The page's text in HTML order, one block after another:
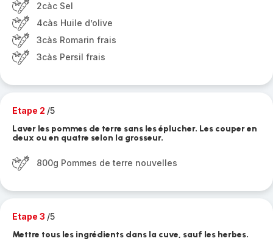
2càc Sel
4càs Huile d’olive
3càs Romarin frais
3càs Persil frais
Etape 2 /5
Laver les pommes de terre sans les éplucher. Les couper en
deux ou en quatre selon la grosseur.
800g Pommes de terre nouvelles
Etape 3 /5
Mettre tous les ingrédients dans la cuve, sauf les herbes.